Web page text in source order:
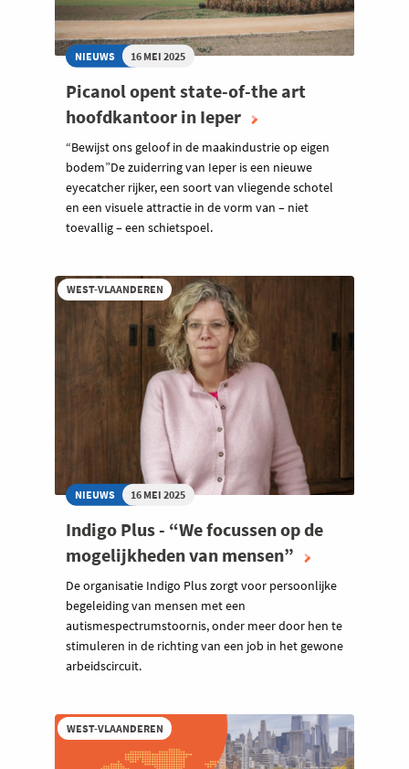
NIEUWS 16 MEI 2025
Picanol opent state-of-the art
hoofdkantoor in Ieper
“Bewijst ons geloof in de maakindustrie op eigen
bodem”De zuiderring van Ieper is een nieuwe
eyecatcher rijker, een soort van vliegende schotel
en een visuele attractie in de vorm van – niet
toevallig – een schietspoel.
WEST-VLAANDEREN
NIEUWS 16 MEI 2025
Indigo Plus - “We focussen op de
mogelijkheden van mensen”
De organisatie Indigo Plus zorgt voor persoonlijke
begeleiding van mensen met een
autismespectrumstoornis, onder meer door hen te
stimuleren in de richting van een job in het gewone
arbeidscircuit.
WEST-VLAANDEREN